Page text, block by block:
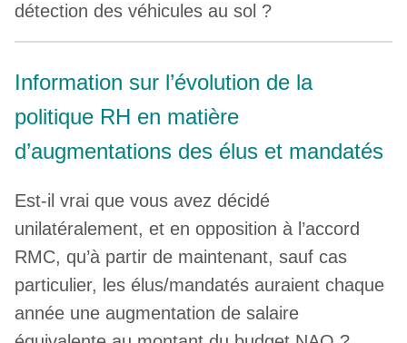
détection des véhicules au sol ?
Information sur l’évolution de la
politique RH en matière
d’augmentations des élus et mandatés
Est-il vrai que vous avez décidé
unilatéralement, et en opposition à l’accord
RMC, qu’à partir de maintenant, sauf cas
particulier, les élus/mandatés auraient chaque
année une augmentation de salaire